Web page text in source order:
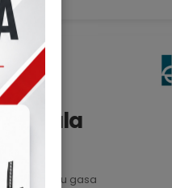
Centrala
za detekciju gasa